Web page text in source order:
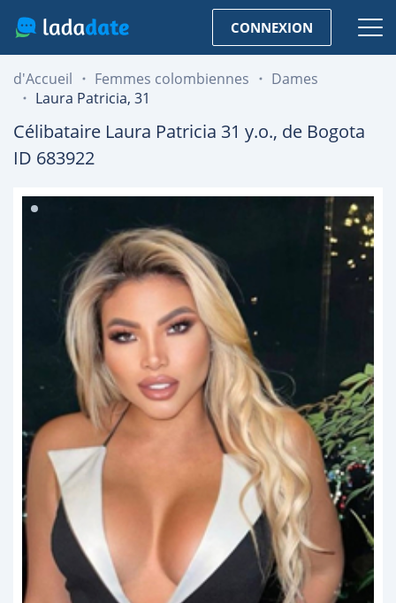
CONNEXION
d'Accueil Femmes colombiennes
Dames
Laura Patricia, 31
Célibataire Laura Patricia 31 y.o., de Bogota
ID 683922